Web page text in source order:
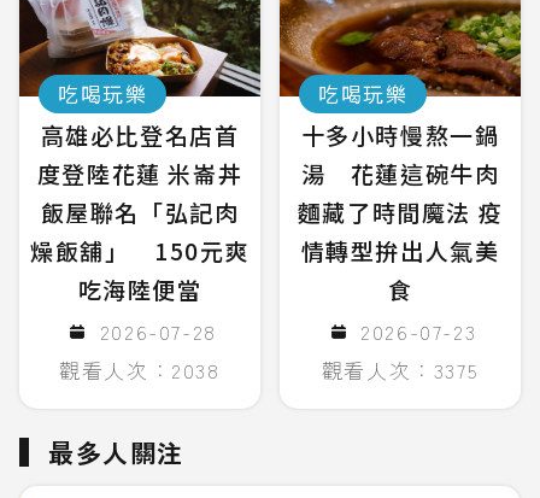
吃喝玩樂
高雄必比登名店首
度登陸花蓮 米崙丼
飯屋聯名「弘記肉
燥飯舖」 150元爽
吃海陸便當
2026-07-28
觀看人次：2038
吃喝玩樂
十多小時慢熬一鍋
湯 花蓮這碗牛肉
麵藏了時間魔法 疫
情轉型拚出人氣美
食
2026-07-23
觀看人次：3375
最多人關注